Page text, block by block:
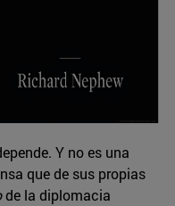
Y no es una
que de sus propias
de la diplomacia